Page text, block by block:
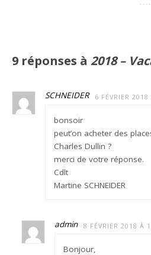
9 réponses à 2018 –
SCHNEIDER 6 FÉVRIER 2018
bonsoir
peut’on acheter des
Charles Dullin ?
merci de votre réponse.
Cdlt
Martine SCHNEIDER
admin 8 FÉVRIER 2018 À
Bonjour,